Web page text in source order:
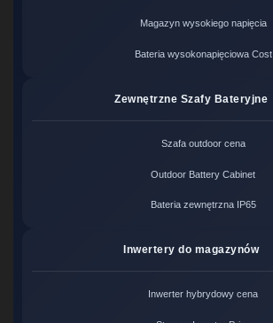
Magazyn wysokiego napięcia
Bateria wysokonapięciowa Cost
Zewnętrzne Szafy Bateryjne
Szafa outdoor cena
Outdoor Battery Cabinet
Bateria zewnętrzna IP65
Inwertery do magazynów
Inwerter hybrydowy cena